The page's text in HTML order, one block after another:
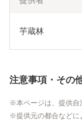
芋蔵林
注意事項・その
本ページは、提供自
提供元の都合などに